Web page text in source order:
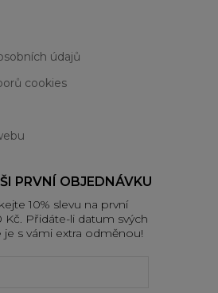
údajů
cookies
PRVNÍ OBJEDNÁVKU
10% slevu na první
Přidáte-li datum svých
je s vámi extra odměnou!